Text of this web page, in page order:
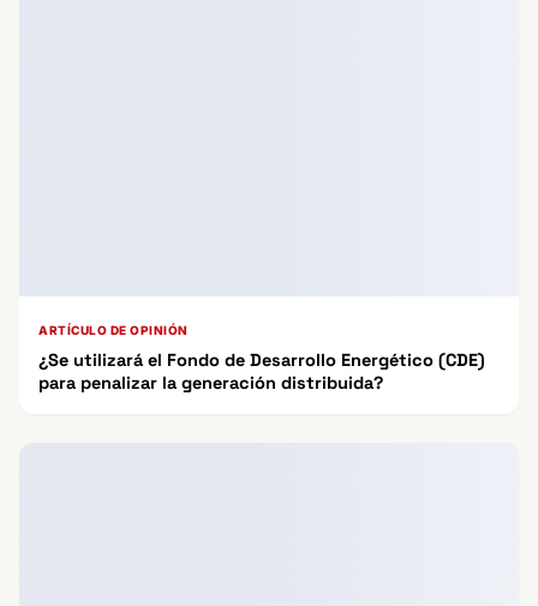
ARTÍCULO DE OPINIÓN
¿Se utilizará el Fondo de Desarrollo Energético (CDE)
para penalizar la generación distribuida?